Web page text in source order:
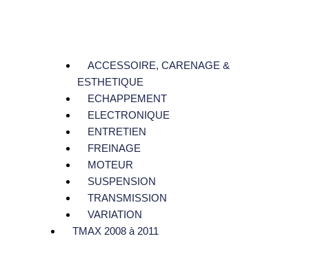
ACCESSOIRE, CARENAGE &
ESTHETIQUE
ECHAPPEMENT
ELECTRONIQUE
ENTRETIEN
FREINAGE
MOTEUR
SUSPENSION
TRANSMISSION
VARIATION
TMAX 2008 à 2011